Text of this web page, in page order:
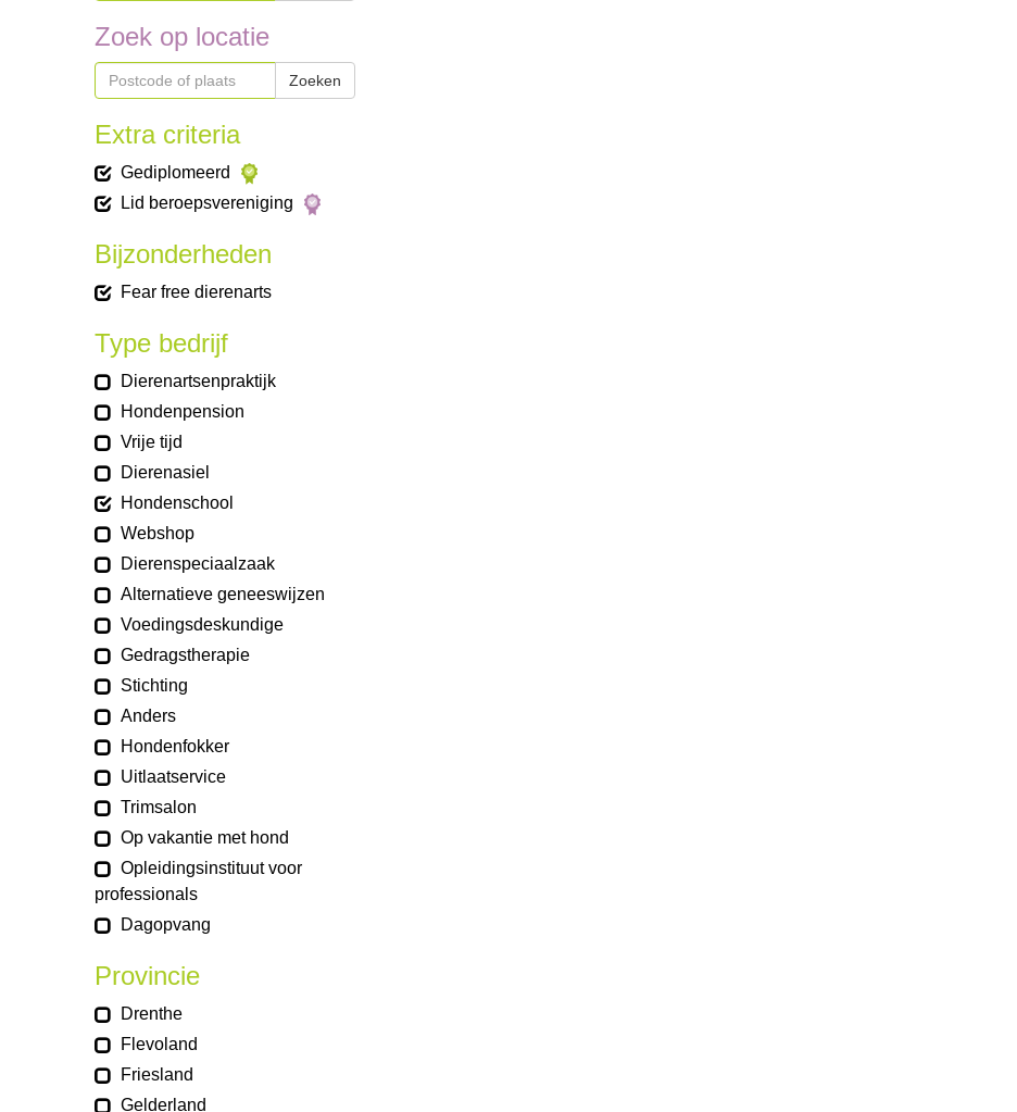
Zoek op locatie
Zoeken
Extra criteria
Gediplomeerd
Lid beroepsvereniging
Bijzonderheden
Fear free dierenarts
Type bedrijf
Dierenartsenpraktijk
Hondenpension
Vrije tijd
Dierenasiel
Hondenschool
Webshop
Dierenspeciaalzaak
Alternatieve geneeswijzen
Voedingsdeskundige
Gedragstherapie
Stichting
Anders
Hondenfokker
Uitlaatservice
Trimsalon
Op vakantie met hond
Opleidingsinstituut voor
professionals
Dagopvang
Provincie
Drenthe
Flevoland
Friesland
Gelderland